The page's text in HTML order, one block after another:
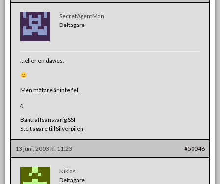
SecretAgentMan
Deltagare
…eller en dawes.
Men mätare är inte fel.
/j
Banträffsansvarig SSI
Stolt ägare till Silverpilen
13 juni, 2003 kl. 11:23 #50046
Niklas
Deltagare